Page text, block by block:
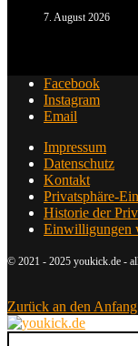
7. August 2026
Facebook
Instagram
Email
Impressum
Datenschutz
Kontakt
Privatsphäre-
Historie der
Einwilligungen
© 2021 - 2025 youkick.de -
Zurück an den Anfang